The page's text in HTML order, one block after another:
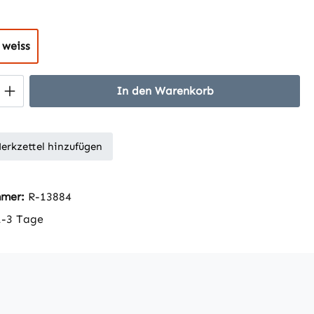
weiss
Anzahl: Gib den gewünschten Wert
In den Warenkorb
hinzufügen
R-13884
3 Tage